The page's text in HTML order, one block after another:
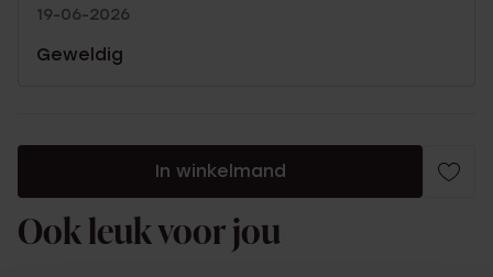
19-06-2026
Geweldig
In winkelmand
Ook leuk voor jou